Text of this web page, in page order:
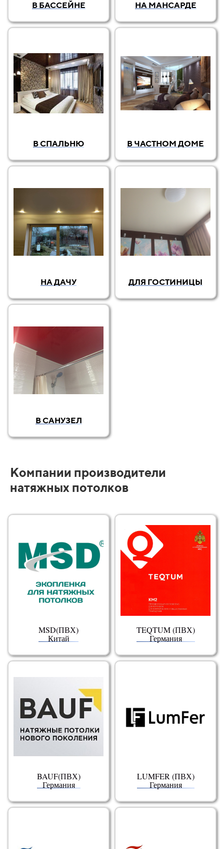
В БАССЕЙНЕ НА МАНСАРДЕ
В СПАЛЬНЮ В ЧАСТНОМ ДОМЕ
НА ДАЧУ ДЛЯ ГОСТИНИЦЫ
В САНУЗЕЛ
Компании производители
натяжных потолков
MSD(ПВХ)
Китай
TEQTUM (ПВХ)
Германия
BAUF(ПВХ)
Германия
LUMFER (ПВХ)
Германия